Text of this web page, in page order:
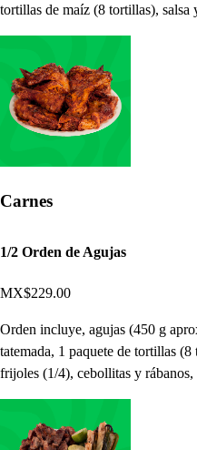
tortillas de maíz (8 tortillas), salsa
Carnes
1/2 Orden de Agujas
MX$229.00
Orden incluye, agujas (450 g
tatemada, 1 paquete de tortillas
frijoles (1/4), cebollitas y